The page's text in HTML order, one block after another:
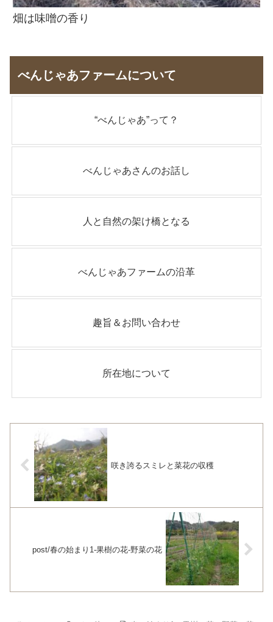
畑は味噌の香り
べんじゃあファームについて
“べんじゃあ”って？
べんじゃあさんのお話し
人と自然の架け橋となる
べんじゃあファームの沿革
趣旨＆お問い合わせ
所在地について
咲き誇るスミレと菜花の収穫
post/春の始まり1-果樹の花-野菜の花